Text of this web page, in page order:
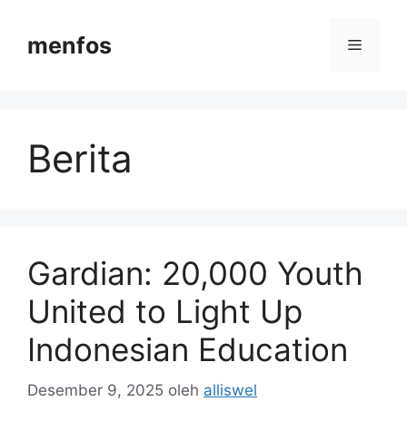
menfos Menu
Berita
Gardian: 20,000 Youth
United to Light Up
Indonesian Education
Desember 9, 2025 oleh alliswel